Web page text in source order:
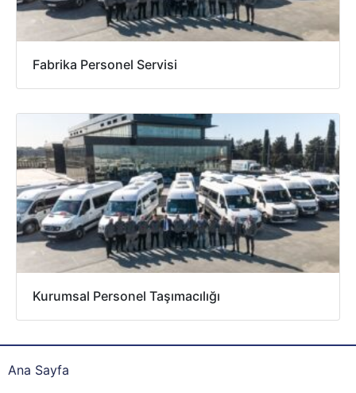
Fabrika Personel Servisi
Kurumsal Personel Taşımacılığı
Ana Sayfa